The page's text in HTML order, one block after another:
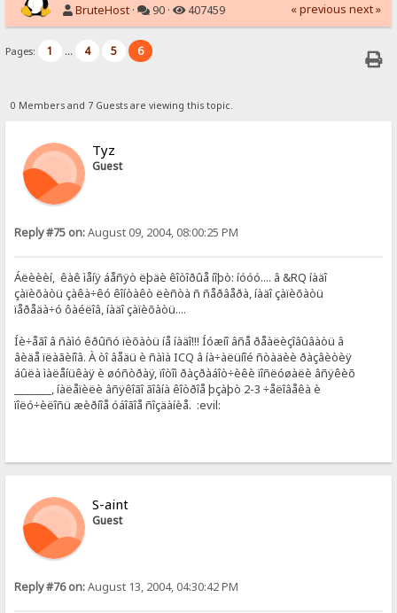
BruteHost · 90 · 407459 « previous next »
Pages: 1 ... 4 5 6
0 Members and 7 Guests are viewing this topic.
Tyz
Guest
Reply #75 on:August 09, 2004, 08:00:25 PM
Áëèèèí, êàê ìåíÿ áåñÿò ëþäè êîòîðûå íîþò: íóóó.... â &RQ íàäî
çàïèõàòü çàêà÷êó êîíòàêò ëèñòà ñ ñåðâåðà, íàäî çàïèõàòü
ïåðåäà÷ó ôàéëîâ, íàäî çàïèõàòü....
Íè÷åãî â ñàìó êðûñó ïèõàòü íå íàäî!!! Íóæíî âñå ðåàëèçîâûâàòü â
âèäå ïëàãèíîâ. À òî âåäü è ñàìà ICQ â íà÷àëüíîé ñòàäèè ðàçâèòèÿ
áûëà ìàëåíüêàÿ è øóñòðàÿ, ïîòîì ðàçðàáîò÷èêè ïîñëóøàëè âñÿêèõ
_______, íàëåïèëè âñÿêîãî ãîâíà êîòðîå þçàþò 2-3 ÷åëîâåêà è
ïîëó÷èëîñü æèðíîå óáîãîå ñîçäàíèå. :evil:
S-aint
Guest
Reply #76 on:August 13, 2004, 04:30:42 PM